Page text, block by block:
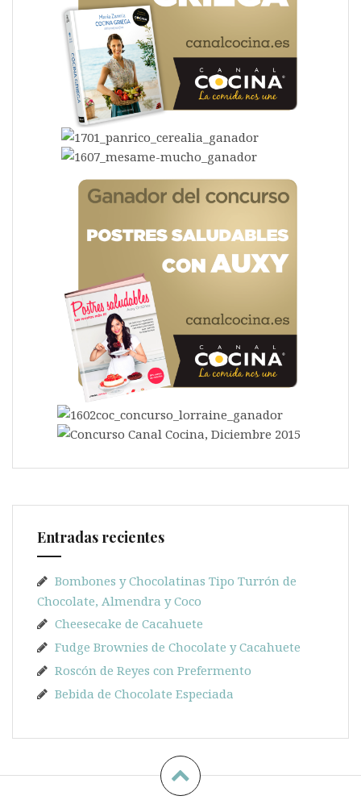
Entradas recientes
Bombones y Chocolatinas Tipo Turrón de
Chocolate, Almendra y Coco
Cheesecake de Cacahuete
Fudge Brownies de Chocolate y Cacahuete
Roscón de Reyes con Prefermento
Bebida de Chocolate Especiada